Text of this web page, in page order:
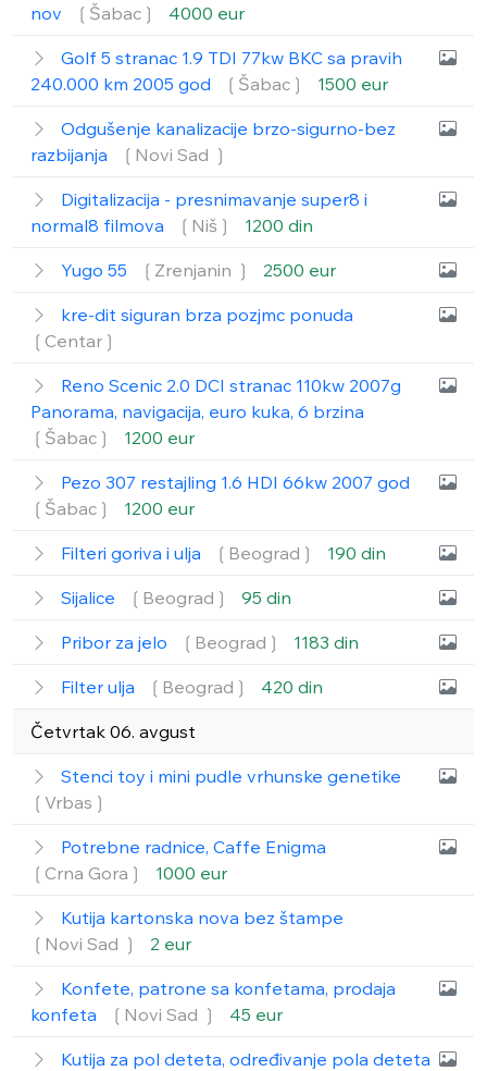
nov
❲Šabac❳ 4000 eur
Golf 5 stranac 1.9 TDI 77kw BKC sa pravih
240.000 km 2005 god
❲Šabac❳ 1500 eur
Odgušenje kanalizacije brzo-sigurno-bez
razbijanja
❲Novi Sad ❳
Digitalizacija - presnimavanje super8 i
normal8 filmova
❲Niš❳ 1200 din
Yugo 55 ❲Zrenjanin ❳ 2500 eur
kre-dit siguran brza pozjmc ponuda
❲Centar❳
Reno Scenic 2.0 DCI stranac 110kw 2007g
Panorama, navigacija, euro kuka, 6 brzina
❲Šabac❳
1200 eur
Pezo 307 restajling 1.6 HDI 66kw 2007 god
❲Šabac❳
1200 eur
Filteri goriva i ulja ❲Beograd❳ 190 din
Sijalice ❲Beograd❳ 95 din
Pribor za jelo ❲Beograd❳ 1183 din
Filter ulja ❲Beograd❳ 420 din
Četvrtak 06. avgust
Stenci toy i mini pudle vrhunske genetike
❲Vrbas❳
Potrebne radnice, Caffe Enigma
❲Crna Gora❳
1000 eur
Kutija kartonska nova bez štampe
❲Novi Sad ❳
2 eur
Konfete, patrone sa konfetama, prodaja
konfeta
❲Novi Sad ❳ 45 eur
Kutija za pol deteta, određivanje pola deteta